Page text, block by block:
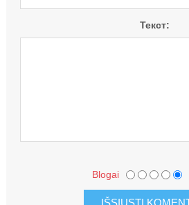
Текст:
Blogai